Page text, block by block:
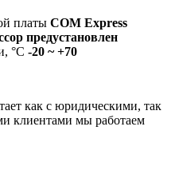
платы COM Express
предустановлен
°C -20 ~ +70
как с юридическими, так
клиентами мы работаем